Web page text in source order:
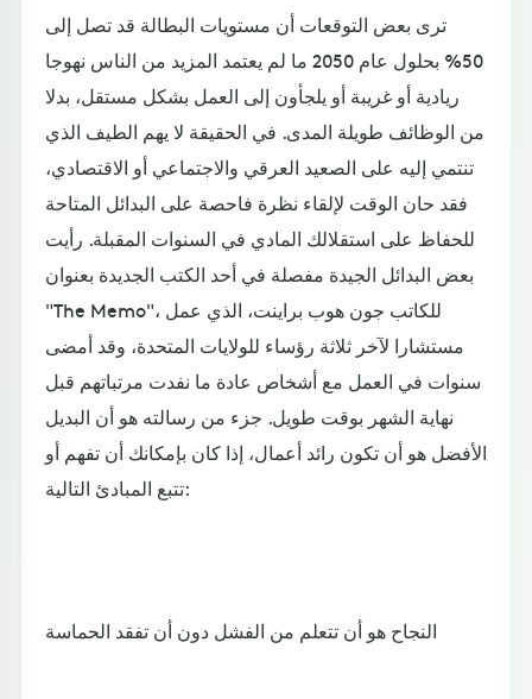
ترى بعض التوقعات أن مستويات البطالة قد تصل إلى
50% بحلول عام 2050 ما لم يعتمد المزيد من الناس نهوجا
ريادية أو غريبة أو يلجأون إلى العمل بشكل مستقل، بدلا
من الوظائف طويلة المدى. في الحقيقة لا يهم الطيف الذي
تنتمي إليه على الصعيد العرقي والاجتماعي أو الاقتصادي،
فقد حان الوقت لإلقاء نظرة فاحصة على البدائل المتاحة
للحفاظ على استقلالك المادي في السنوات المقبلة. رأيت
بعض البدائل الجيدة مفصلة في أحد الكتب الجديدة بعنوان
"The Memo"، للكاتب جون هوب براينت، الذي عمل
مستشارا لآخر ثلاثة رؤساء للولايات المتحدة، وقد أمضى
سنوات في العمل مع أشخاص عادة ما نفدت مرتباتهم قبل
نهاية الشهر بوقت طويل. جزء من رسالته هو أن البديل
الأفضل هو أن تكون رائد أعمال، إذا كان بإمكانك أن تفهم أو
تتبع المبادئ التالية:
النجاح هو أن تتعلم من الفشل دون أن تفقد الحماسة